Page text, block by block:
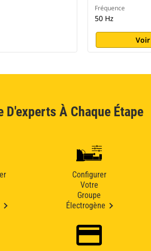
Fréquence
50 Hz
D'experts À Chaque Étape
Configurer
Votre
Groupe
Électrogène